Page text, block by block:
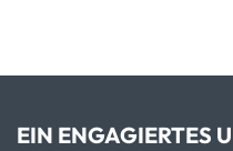
EIN ENGAGIERTES